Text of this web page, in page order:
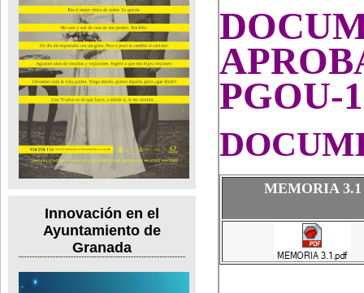
Innovación en el
Ayuntamiento de
Granada
PGOU-
MEMORIA 3.1